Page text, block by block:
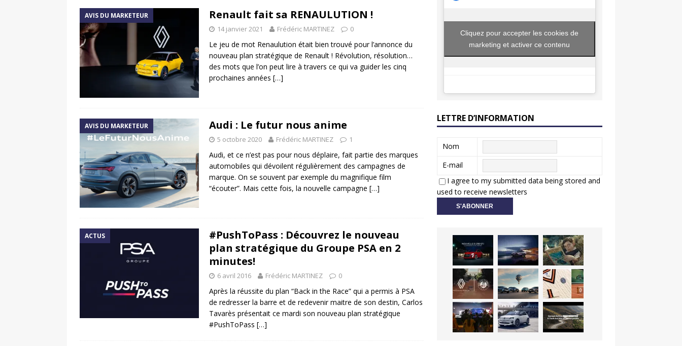
[ 4 avril 2026 ]
Les publications reprennent bientôt… ACTUS
AVIS DU MARKETEUR Renault fait sa RENAULUTION !
14 janvier 2021 Frédéric MARTINEZ 0
Le jeu de mot Renaulution était bien trouvé pour l’annonce du
nouveau plan stratégique de Renault ! Révolution, résolution…
des mots que l’on peut lire à travers ce qui va guider les cinq
prochaines années […]
AVIS DU MARKETEUR Audi : Le futur nous anime
5 octobre 2020 Frédéric MARTINEZ 1
Audi, et ce n’est pas pour nous déplaire, fait partie des marques
automobiles qui dévoilent régulièrement des campagnes de
marque. On se souvent par exemple du magnifique film
“écouter”. Mais cette fois, la nouvelle campagne […]
ACTUS
#PushToPass : Découvrez le nouveau
plan stratégique du Groupe PSA en 2
minutes!
6 avril 2016 Frédéric MARTINEZ 0
Après la réussite du plan “Back in the Race” qui a permis à PSA
de redresser la barre et de redevenir maitre de son destin, Carlos
Tavarès présentait ce mardi son nouveau plan stratégique
#PushToPass […]
Cliquez pour accepter les cookies de
marketing et activer ce contenu
LETTRE D’INFORMATION
Nom
E-mail
I agree to my submitted data being stored and
used to receive newsletters